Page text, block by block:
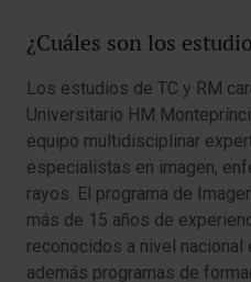
¿Cuáles son los
Los estudios de TC y RM
Universitario HM
equipo multidisciplinar
especialistas en imagen,
rayos. El programa de
más de 15 años de
reconocidos a nivel nacional
además programas de